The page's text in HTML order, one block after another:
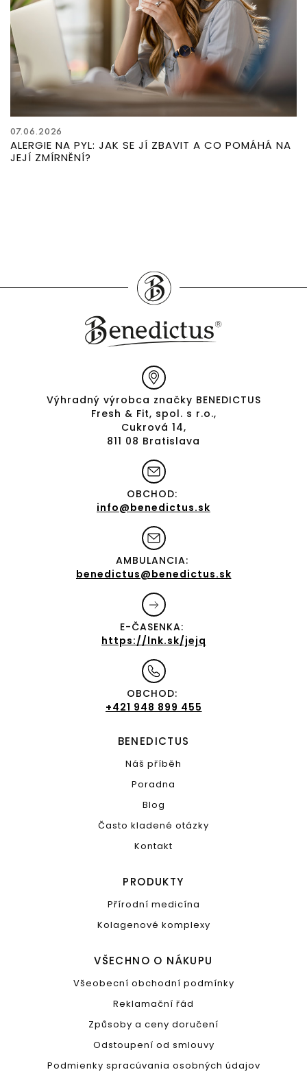
07.06.2026
ALERGIE NA PYL: JAK SE JÍ ZBAVIT A CO POMÁHÁ NA
JEJÍ ZMÍRNĚNÍ?
Výhradný výrobca značky BENEDICTUS
Fresh & Fit, spol. s r.o.,
Cukrová 14,
811 08 Bratislava
OBCHOD:
info@benedictus.sk
AMBULANCIA:
benedictus@benedictus.sk
E-ČASENKA:
https://lnk.sk/jejq
OBCHOD:
+421 948 899 455
BENEDICTUS
Náš příběh
Poradna
Blog
Často kladené otázky
Kontakt
PRODUKTY
Přírodní medicína
Kolagenové komplexy
VŠECHNO O NÁKUPU
Všeobecní obchodní podmínky
Reklamační řád
Způsoby a ceny doručení
Odstoupení od smlouvy
Podmienky spracúvania osobných údajov